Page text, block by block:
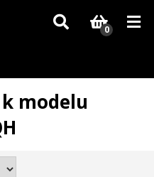
dílů, které nejsou skladem,
za pochopení.
0
modelu